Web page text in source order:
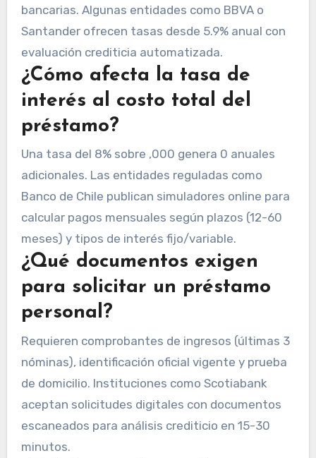
bancarias. Algunas entidades como BBVA o
Santander ofrecen tasas desde 5.9% anual con
evaluación crediticia automatizada.
¿Cómo afecta la tasa de
interés al costo total del
préstamo?
Una tasa del 8% sobre ,000 genera 0 anuales
adicionales. Las entidades reguladas como
Banco de Chile publican simuladores online para
calcular pagos mensuales según plazos (12-60
meses) y tipos de interés fijo/variable.
¿Qué documentos exigen
para solicitar un préstamo
personal?
Requieren comprobantes de ingresos (últimas 3
nóminas), identificación oficial vigente y prueba
de domicilio. Instituciones como Scotiabank
aceptan solicitudes digitales con documentos
escaneados para análisis crediticio en 15-30
minutos.